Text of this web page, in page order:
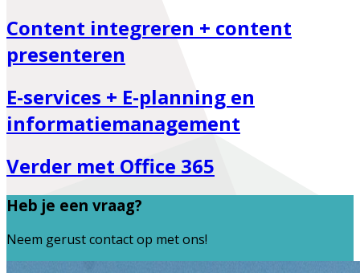
Content integreren + content
presenteren
E-services + E-planning en
informatiemanagement
Verder met Office 365
Heb je een vraag?
Neem gerust contact op met ons!